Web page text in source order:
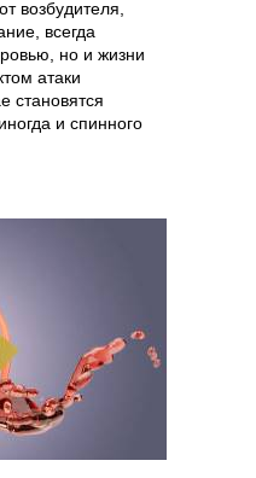
возбудителя,
всегда
но и жизни
атаки
становятся
и спинного